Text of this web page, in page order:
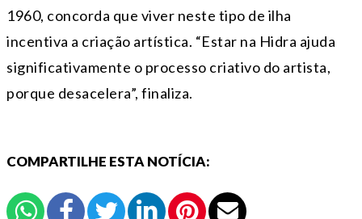
1960, concorda que viver neste tipo de ilha
incentiva a criação artística. “Estar na Hidra ajuda
significativamente o processo criativo do artista,
porque desacelera”, finaliza.
COMPARTILHE ESTA NOTÍCIA: